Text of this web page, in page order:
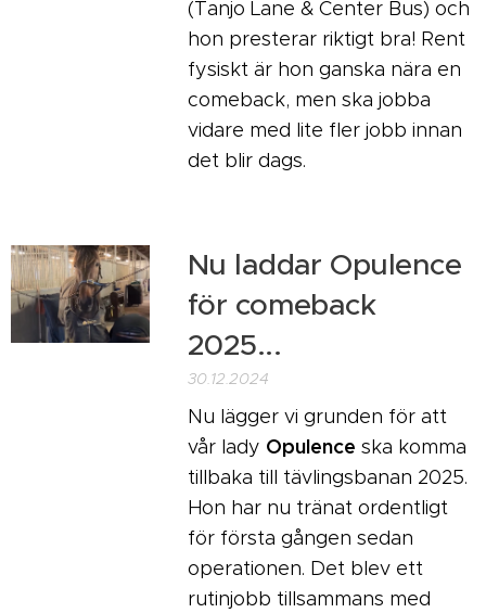
(Tanjo Lane & Center Bus) och
hon presterar riktigt bra! Rent
fysiskt är hon ganska nära en
comeback, men ska jobba
vidare med lite fler jobb innan
det blir dags.
Nu laddar Opulence
för comeback
2025...
30.12.2024
Nu lägger vi grunden för att
vår lady Opulence ska komma
tillbaka till tävlingsbanan 2025.
Hon har nu tränat ordentligt
för första gången sedan
operationen. Det blev ett
rutinjobb tillsammans med